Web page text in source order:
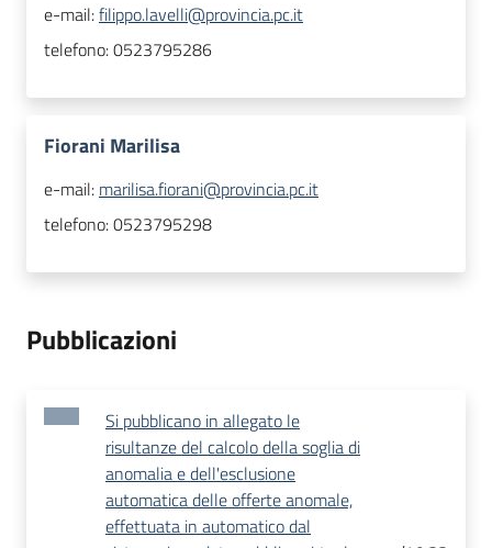
e-mail:filippo.lavelli@provincia.pc.it
telefono:0523795286
Fiorani Marilisa
e-mail: marilisa.fiorani@provincia.pc.it
telefono:0523795298
Pubblicazioni
Si pubblicano in allegato le
risultanze del calcolo della soglia di
anomalia e dell'esclusione
automatica delle offerte anomale,
effettuata in automatico dal